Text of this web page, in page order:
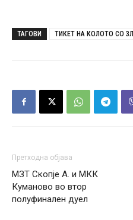
ТАГОВИ ТИКЕТ НА КОЛОТО СО
Претходна објава
МЗТ Скопје А. и МКК
Куманово во втор
полуфинален дуел